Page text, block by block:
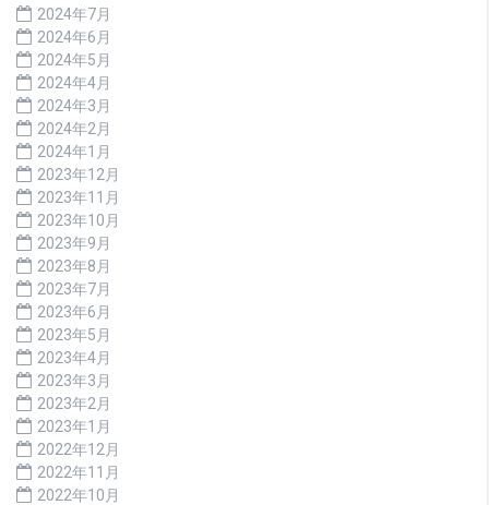
2024年7月
2024年6月
2024年5月
2024年4月
2024年3月
2024年2月
2024年1月
2023年12月
2023年11月
2023年10月
2023年9月
2023年8月
2023年7月
2023年6月
2023年5月
2023年4月
2023年3月
2023年2月
2023年1月
2022年12月
2022年11月
2022年10月